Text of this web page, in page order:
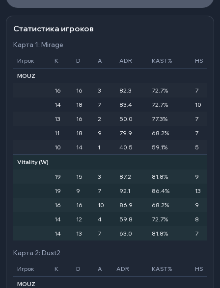
Статистика игроков
Карта 1: Mirage
Игрок K D A ADR KAST% HS
MOUZ
16
16 3 82.3 72.7%
7
14
18 7 83.4 72.7%
10
13
16 2 50.0 77.3%
7
11
18 9 79.9 68.2%
7
10
14 1 40.5 59.1%
5
Vitality(W)
19
15 3 87.2 81.8%
9
19
9 7 92.1 86.4%
13
16
16 10 86.9 68.2%
9
14
12 4 59.8 72.7%
8
14
13 7 63.0 81.8% 7
Карта 2: Dust2
Игрок K D A ADR KAST% HS
MOUZ